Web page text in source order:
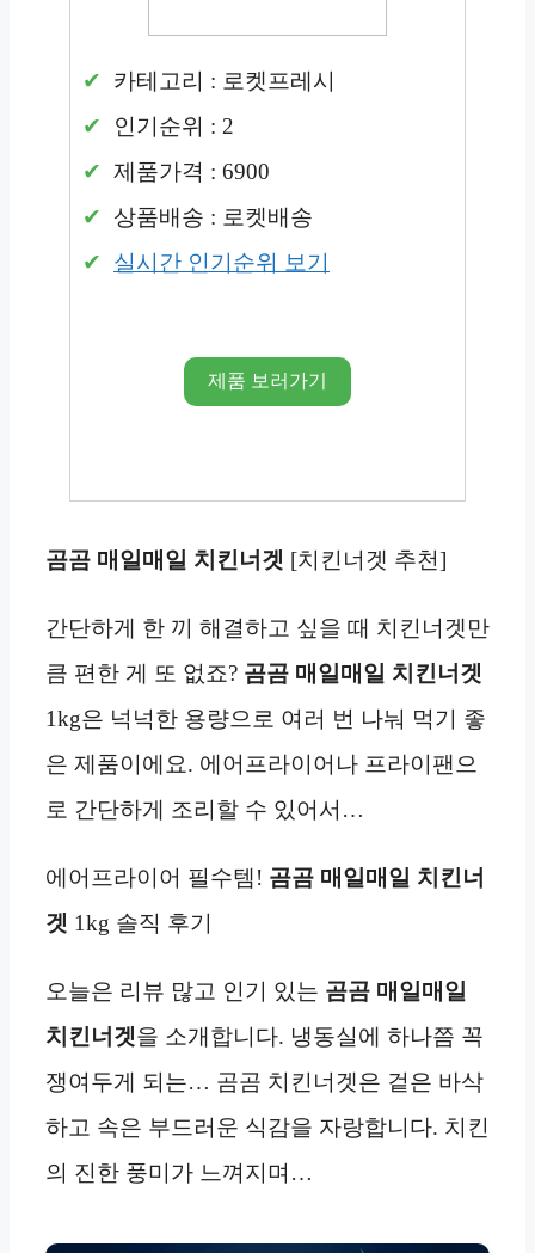
카테고리 : 로켓프레시
인기순위 : 2
제품가격 : 6900
상품배송 : 로켓배송
실시간 인기순위 보기
제품 보러가기
곰곰 매일매일 치킨너겟 [치킨너겟 추천]
간단하게 한 끼 해결하고 싶을 때 치킨너겟만
큼 편한 게 또 없죠? 곰곰 매일매일 치킨너겟
1kg은 넉넉한 용량으로 여러 번 나눠 먹기 좋
은 제품이에요. 에어프라이어나 프라이팬으
로 간단하게 조리할 수 있어서…
에어프라이어 필수템! 곰곰 매일매일 치킨너
겟 1kg 솔직 후기
오늘은 리뷰 많고 인기 있는 곰곰 매일매일
치킨너겟을 소개합니다. 냉동실에 하나쯤 꼭
쟁여두게 되는… 곰곰 치킨너겟은 겉은 바삭
하고 속은 부드러운 식감을 자랑합니다. 치킨
의 진한 풍미가 느껴지며…